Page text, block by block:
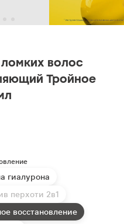
волос
Тройное
гиалурона
перхоти 2в1
восстановление